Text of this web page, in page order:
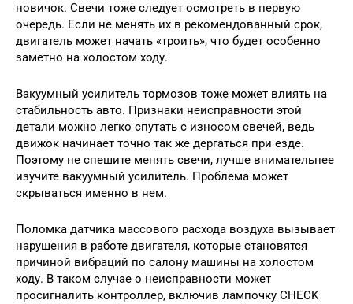
новичок. Свечи тоже следует осмотреть в первую
очередь. Если не менять их в рекомендованный срок,
двигатель может начать «троить», что будет особенно
заметно на холостом ходу.
Вакуумный усилитель тормозов тоже может влиять на
стабильность авто. Признаки неисправности этой
детали можно легко спутать с износом свечей, ведь
движок начинает точно так же дергаться при езде.
Поэтому не спешите менять свечи, лучше внимательнее
изучите вакуумный усилитель. Проблема может
скрываться именно в нем.
Поломка датчика массового расхода воздуха вызывает
нарушения в работе двигателя, которые становятся
причиной вибраций по салону машины на холостом
ходу. В таком случае о неисправности может
просигналить контроллер, включив лампочку CHECK